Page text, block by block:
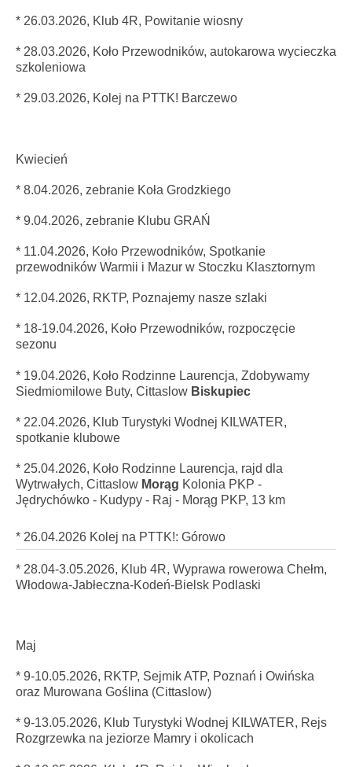
* 26.03.2026, Klub 4R, Powitanie wiosny
* 28.03.2026, Koło Przewodników, autokarowa wycieczka
szkoleniowa
* 29.03.2026, Kolej na PTTK! Barczewo
Kwiecień
* 8.04.2026, zebranie Koła Grodzkiego
* 9.04.2026, zebranie Klubu GRAŃ
* 11.04.2026, Koło Przewodników, Spotkanie
przewodników Warmii i Mazur w Stoczku Klasztornym
* 12.04.2026, RKTP, Poznajemy nasze szlaki
* 18-19.04.2026, Koło Przewodników, rozpoczęcie
sezonu
* 19.04.2026, Koło Rodzinne Laurencja, Zdobywamy
Siedmiomilowe Buty, Cittaslow Biskupiec
* 22.04.2026, Klub Turystyki Wodnej KILWATER,
spotkanie klubowe
* 25.04.2026, Koło Rodzinne Laurencja, rajd dla
Wytrwałych, Cittaslow Morąg Kolonia PKP -
Jędrychówko - Kudypy - Raj - Morąg PKP, 13 km
* 26.04.2026 Kolej na PTTK!: Górowo
* 28.04-3.05.2026, Klub 4R, Wyprawa rowerowa Chełm,
Włodowa-Jabłeczna-Kodeń-Bielsk Podlaski
Maj
* 9-10.05.2026, RKTP, Sejmik ATP, Poznań i Owińska
oraz Murowana Goślina (Cittaslow)
* 9-13.05.2026, Klub Turystyki Wodnej KILWATER, Rejs
Rozgrzewka na jeziorze Mamry i okolicach